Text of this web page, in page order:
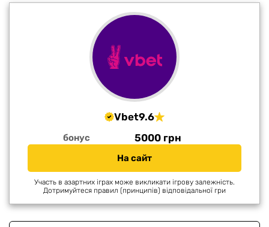
Vbet9.6
бонус 5000 грн
На сайт
Участь в азартних іграх може викликати ігрову залежність.
Дотримуйтеся правил (принципів) відповідальної гри